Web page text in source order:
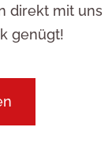
direkt mit uns
genügt!